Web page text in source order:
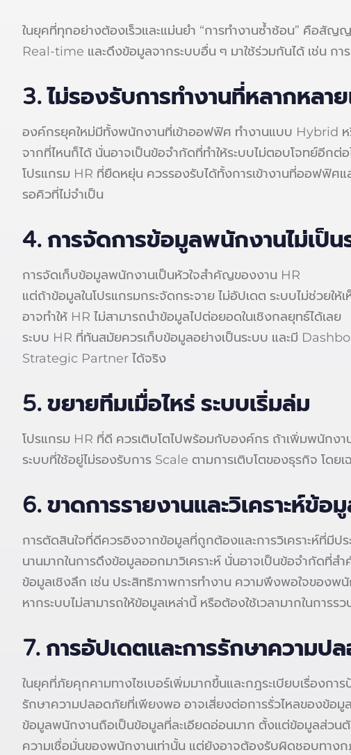
ในยุคที่ทุกอย่างต้องเร็วและแม่นยำ “การทำงานซ้ำซ้อน” คือสั
Real-time และดึงข้อมูลจากระบบอื่น ๆ มาใช้ร่วมกันได้ เช่น กา
3. ไม่รองรับการทำงานที่หลากหลา
องค์กรยุคใหม่มีทั้งพนักงานที่เข้าออฟฟิศ ทำงานแบบ Hybrid ห
จากที่ไหนก็ได้ นั่นอาจเป็นข้อจำกัดที่ทำให้ระบบไม่ตอบโจทย์อีกต่อ
โปรแกรม HR ที่ยืดหยุ่น ควรรองรับได้ทั้งการเข้างานที่ออฟฟิศ
รอคิวที่ไม่จำเป็น
4. การจัดการข้อมูลพนักงานไม่เป็น
การจัดเก็บข้อมูลพนักงานเป็นหัวใจสำคัญของงาน HR
แต่ถ้าข้อมูลในโปรแกรมกระจัดกระจาย ไม่อัปเดต ระบบไม่ช่วย
อาจทำให้ HR ไม่สามารถนำข้อมูลไปต่อยอดในเชิงกลยุทธ์ได้เลย
ระบบ HR ที่ทันสมัยควรเก็บข้อมูลอย่างเป็นระบบ และมี
Strategic Partner ได้จริง
5. ขยายทีมเมื่อไหร่ ระบบเริ่มล่ม
โปรแกรม HR ที่ดี ควรเติบโตไปพร้อมกับองค์กร ถ้าเพิ่มพนักง
ระบบที่ใช้อยู่ไม่รองรับการ Scale ตามการเติบโตของธุรกิจ โ
6. ขาดการรายงานและวิเคราะห์ข้อ
การตัดสินใจที่ดีควรอิงจากข้อมูลที่ถูกต้องและการวิเคราะห์ที่มีป
นานมากในการดึงข้อมูลออกมาวิเคราะห์ นั่นอาจเป็นข้อจำกัดที่
ข้อมูลเชิงลึก เช่น ประสิทธิภาพการทำงาน ความพึงพอใจของพ
หากระบบไม่สามารถให้ข้อมูลเหล่านี้ หรือต้องใช้เวลามากในกา
7. การอัปเดตและการรักษาความ
ในยุคที่ภัยคุกคามทางไซเบอร์เพิ่มมากขึ้นและกฎระเบียบเรื่องก
รักษาความปลอดภัยที่เพียงพอ อาจเสี่ยงต่อการรั่วไหลของข้อ
ข้อมูลพนักงานถือเป็นข้อมูลที่ละเอียดอ่อนมาก ตั้งแต่ข้อมูลส่วนตั
ความเชื่อมั่นของพนักงานเท่านั้น แต่ยังอาจต้องรับผิดชอบทางก